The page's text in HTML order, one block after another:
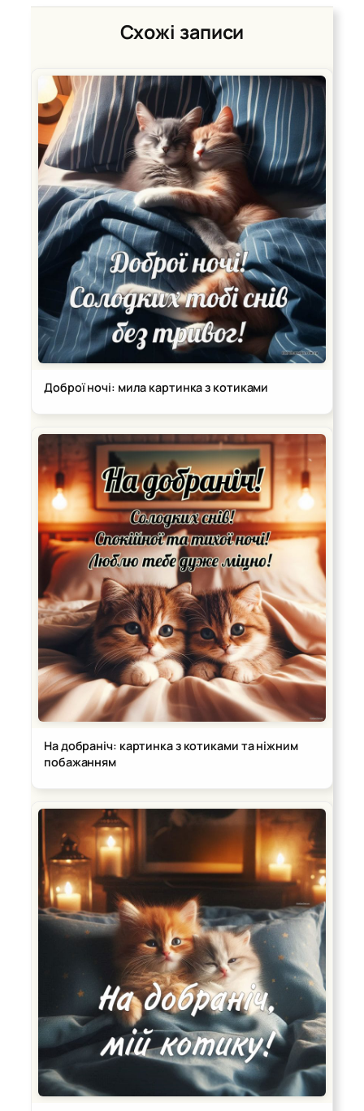
Схожі записи
Доброї ночі: мила картинка з котиками
На добраніч: картинка з котиками та ніжним
побажанням